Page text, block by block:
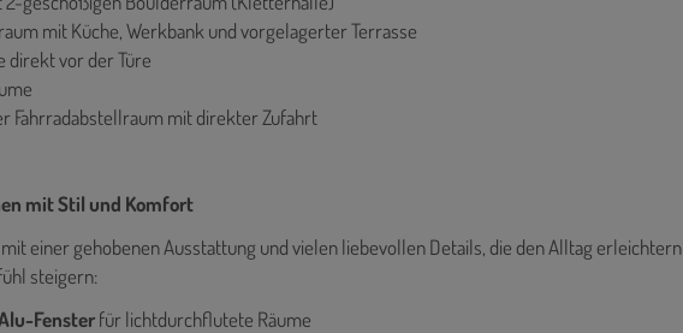
mit Küche, Werkbank und vorgelagerter Terrasse
direkt vor der Türe
Fahrradabstellraum mit direkter Zufahrt
mit Stil und Komfort
einer gehobenen Ausstattung und vielen liebevollen Details, die den Alltag erleichtern
steigern:
Fensterfür lichtdurchflutete Räume